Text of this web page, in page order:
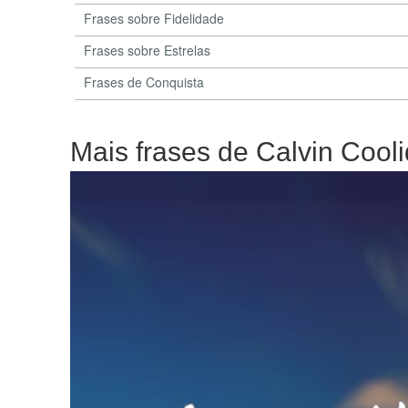
Frases sobre Fidelidade
Frases sobre Estrelas
Frases de Conquista
Mais frases de Calvin